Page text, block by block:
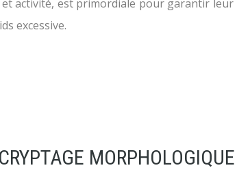
activité, est primordiale pour garantir leur
excessive.
MORPHOLOGIQUE